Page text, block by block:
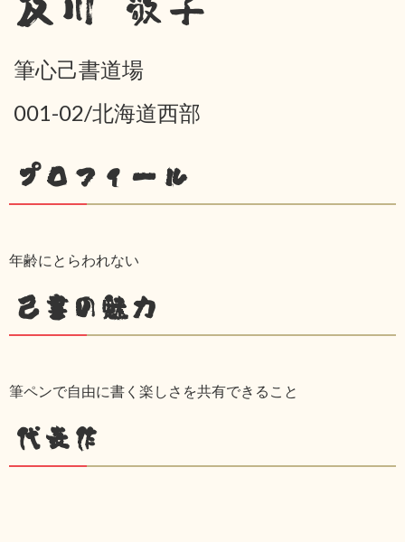
及川 敬子
筆心己書道場
001-02/北海道西部
プロフィール
年齢にとらわれない
己書の魅力
筆ペンで自由に書く楽しさを共有できること
代表作